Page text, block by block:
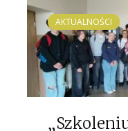
AKTUALNOŚCI